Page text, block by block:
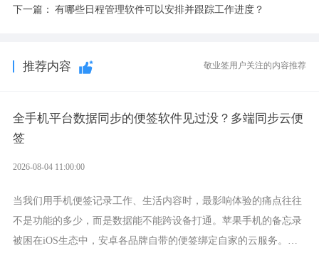
下一篇： 有哪些日程管理软件可以安排并跟踪工作进度？
推荐内容 敬业签用户关注的内容推荐
全手机平台数据同步的便签软件见过没？多端同步云便
签
2026-08-04 11:00:00
当我们用手机便签记录工作、生活内容时，最影响体验的痛点往往
不是功能的多少，而是数据能不能跨设备打通。苹果手机的备忘录
被困在iOS生态中，安卓各品牌自带的便签绑定自家的云服务。而